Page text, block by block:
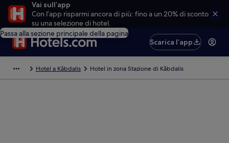
Vai sull’app
Con l’app risparmi ancora di più: fino a un 20% di sconto
su una selezione di hotel.
Passa alla sezione principale della pagina
Scarica l’app
Hotel a Kåbdalis Hotel in zona Stazione di Kåbdalis